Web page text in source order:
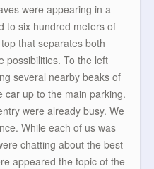
were appearing in a
to six hundred meters of
that separates both
possibilities. To the left
several nearby beaks of
car up to the main parking.
were already busy. We
While each of us was
chatting about the best
appeared the topic of the